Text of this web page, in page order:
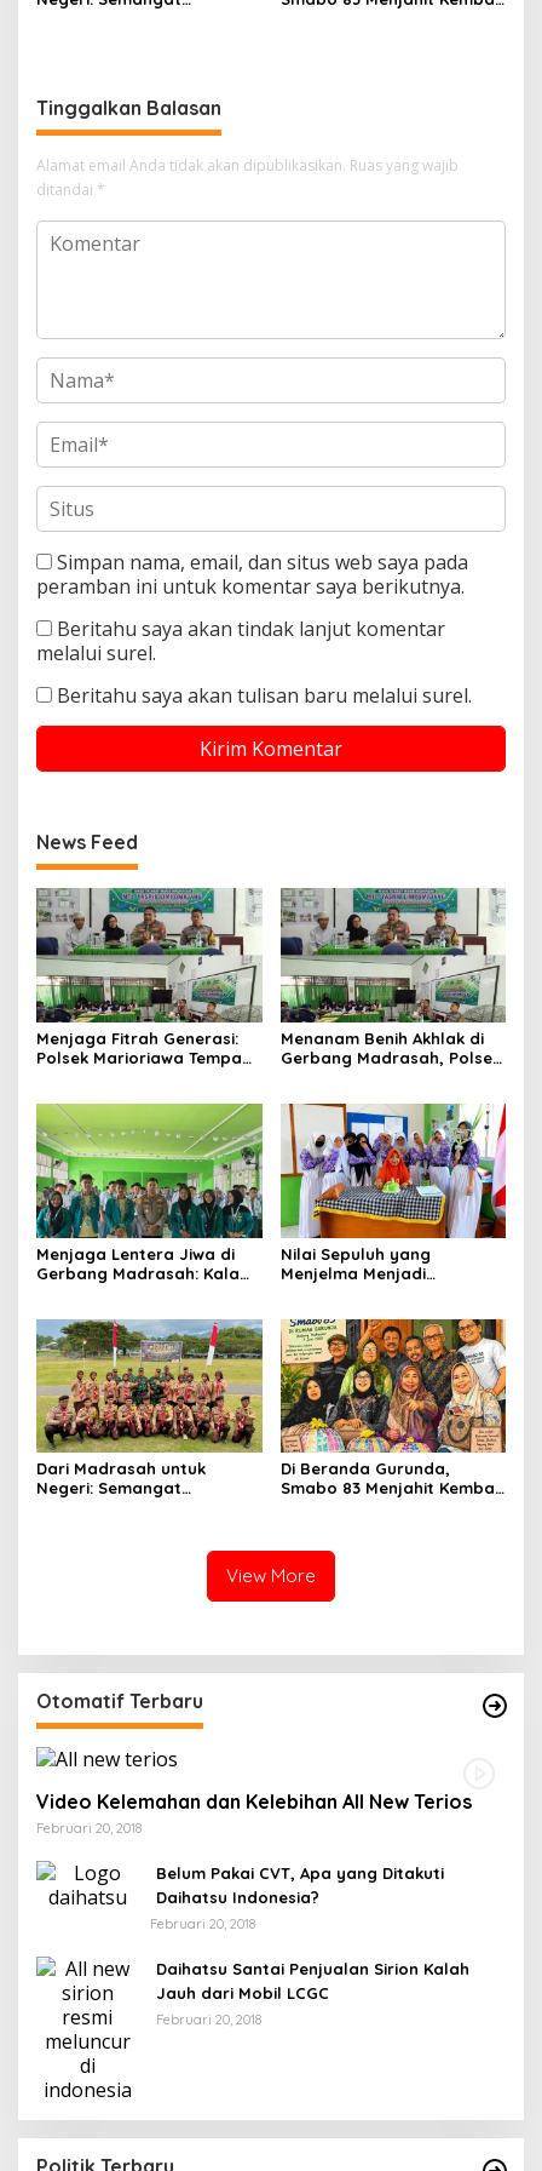
Tinggalkan Balasan
Alamat email Anda tidak akan dipublikasikan. Ruas yang wajib
ditandai *
Simpan nama, email, dan situs web saya pada
peramban ini untuk komentar saya berikutnya.
Beritahu saya akan tindak lanjut komentar
melalui surel.
Beritahu saya akan tulisan baru melalui surel.
News Feed
Menjaga Fitrah Generasi:
Polsek Marioriawa Tempa
Menanam Benih Akhlak di
Gerbang Madrasah, Polsek
Berkarakter
Menjaga Lentera Jiwa di
Gerbang Madrasah: Kala
Belawa
Nilai Sepuluh yang
Menjelma Menjadi
Dari Madrasah untuk
Negeri: Semangat
Di Beranda Gurunda,
Smabo 83 Menjahit Kembali
View More
Otomatif Terbaru
Video Kelemahan dan Kelebihan All New Terios
Februari 20, 2018
Belum Pakai CVT, Apa yang Ditakuti
Daihatsu Indonesia?
Februari 20, 2018
Daihatsu Santai Penjualan Sirion Kalah
Jauh dari Mobil LCGC
Februari 20, 2018